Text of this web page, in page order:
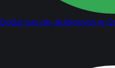
Dodaj nas do ulubionych w